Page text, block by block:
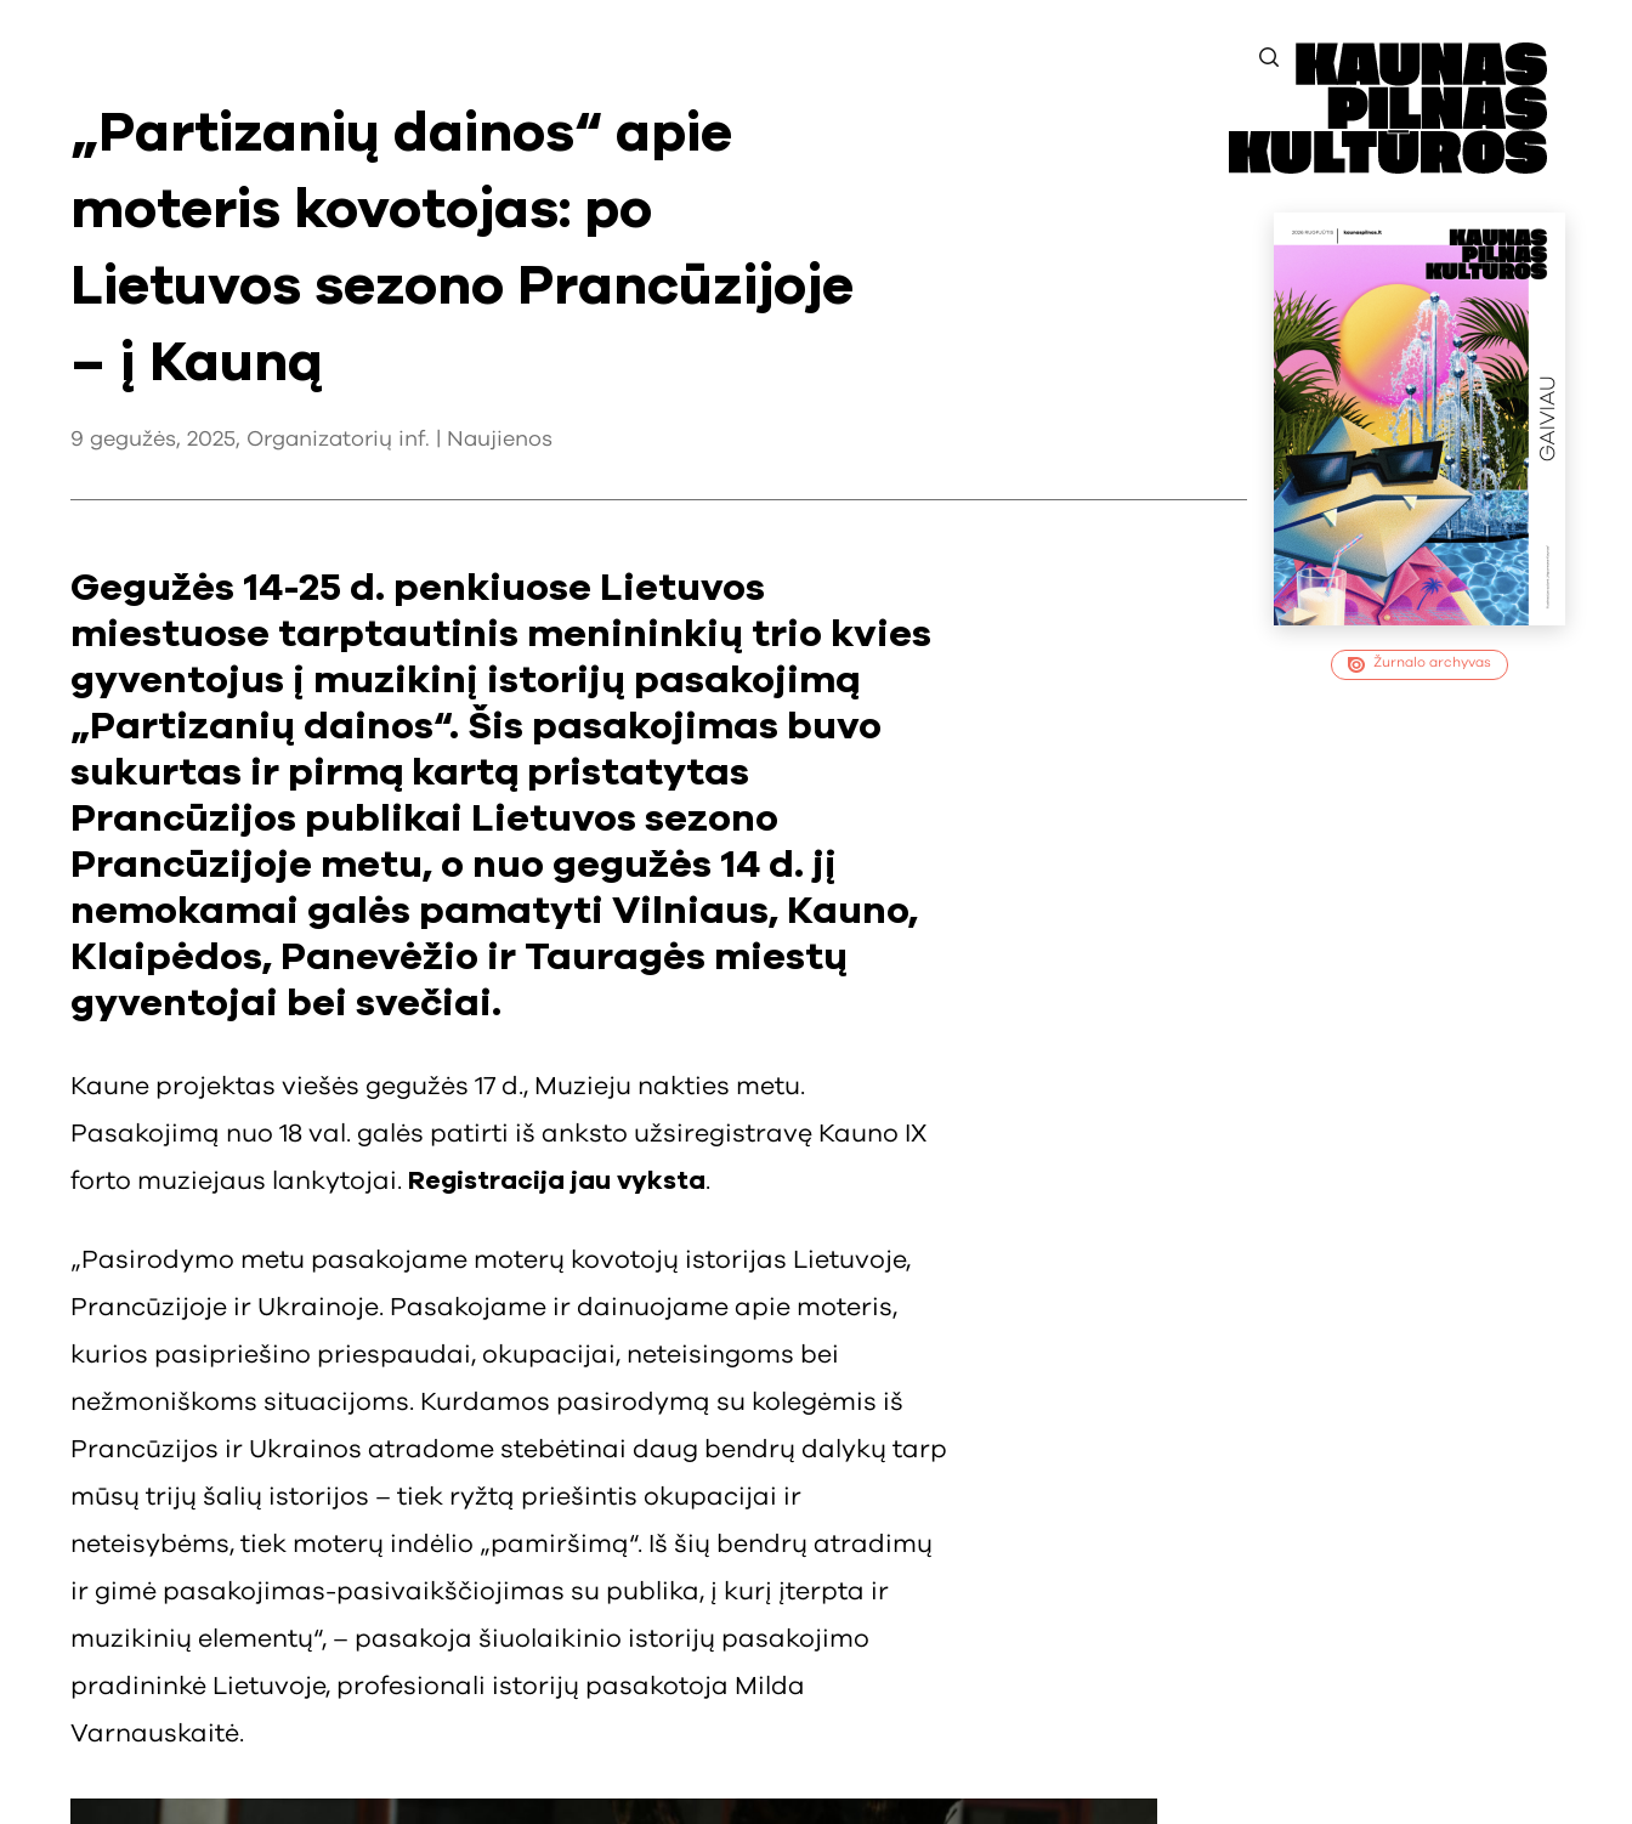
Žurnalo archyvas
„Partizanių dainos“ apie
moteris kovotojas: po
Lietuvos sezono Prancūzijoje
– į Kauną
9 gegužės, 2025, Organizatorių inf. | Naujienos
Gegužės 14-25 d. penkiuose Lietuvos
miestuose tarptautinis menininkių trio kvies
gyventojus į muzikinį istorijų pasakojimą
„Partizanių dainos“. Šis pasakojimas buvo
sukurtas ir pirmą kartą pristatytas
Prancūzijos publikai Lietuvos sezono
Prancūzijoje metu, o nuo gegužės 14 d. jį
nemokamai galės pamatyti Vilniaus, Kauno,
Klaipėdos, Panevėžio ir Tauragės miestų
gyventojai bei svečiai.
Kaune projektas viešės gegužės 17 d., Muzieju nakties metu.
Pasakojimą nuo 18 val. galės patirti iš anksto užsiregistravę Kauno IX
forto muziejaus lankytojai. Registracija jau vyksta.
„Pasirodymo metu pasakojame moterų kovotojų istorijas Lietuvoje,
Prancūzijoje ir Ukrainoje. Pasakojame ir dainuojame apie moteris,
kurios pasipriešino priespaudai, okupacijai, neteisingoms bei
nežmoniškoms situacijoms. Kurdamos pasirodymą su kolegėmis iš
Prancūzijos ir Ukrainos atradome stebėtinai daug bendrų dalykų tarp
mūsų trijų šalių istorijos – tiek ryžtą priešintis okupacijai ir
neteisybėms, tiek moterų indėlio „pamiršimą“. Iš šių bendrų atradimų
ir gimė pasakojimas-pasivaikščiojimas su publika, į kurį įterpta ir
muzikinių elementų“, – pasakoja šiuolaikinio istorijų pasakojimo
pradininkė Lietuvoje, profesionali istorijų pasakotoja Milda
Varnauskaitė.